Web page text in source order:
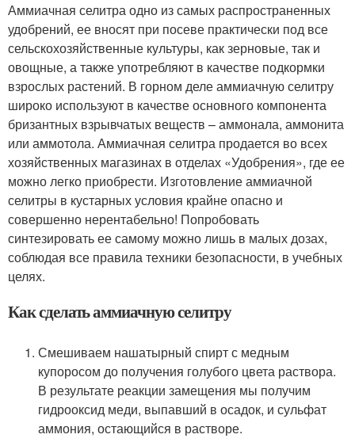
Аммиачная селитра одно из самых распространенных
удобрений, ее вносят при посеве практически под все
сельскохозяйственные культуры, как зерновые, так и
овощные, а также употребляют в качестве подкормки
взрослых растений. В горном деле аммиачную селитру
широко используют в качестве основного компонента
бризантных взрывчатых веществ – аммонала, аммонита
или аммотола. Аммиачная селитра продается во всех
хозяйственных магазинах в отделах «Удобрения», где ее
можно легко приобрести. Изготовление аммиачной
селитры в кустарных условия крайне опасно и
совершенно нерентабельно! Попробовать
синтезировать ее самому можно лишь в малых дозах,
соблюдая все правила техники безопасности, в учебных
целях.
Как сделать аммиачную селитру
Смешиваем нашатырный спирт с медным
купоросом до получения голубого цвета раствора.
В результате реакции замещения мы получим
гидрооксид меди, выпавший в осадок, и сульфат
аммония, остающийся в растворе.